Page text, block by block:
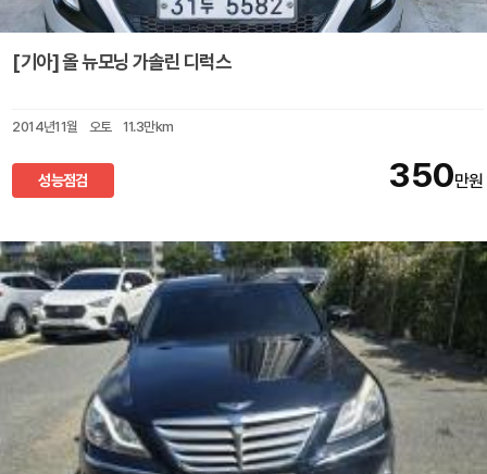
[기아] 올 뉴모닝 가솔린 디럭스
2014년11월 오토 11.3만km
성능점검 350만원